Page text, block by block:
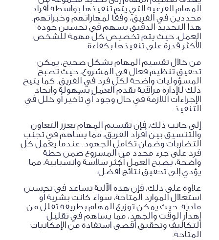
المهام الفرعية التي يتم تنفيذها بواسطة أفراد
محددين في الفريق، وفقًا لمهاراتهم وخبراتهم.
هذا التحديد الدقيق يسهم في تحسين جودة
العمل، حيث يتم تخصيص كل مهمة للشخص
الأكثر قدرة على تنفيذها بكفاءة.
من خلال تقسيم المهام بشكل صحيح، يمكن
تحقيق تنظيم فعال في المشروع، حيث تصبح
المسؤوليات واضحة لكل فرد في الفريق. كما يتيح
ذلك للإدارة مراقبة تقدم العمل بسهولة واتخاذ
الإجراءات اللازمة في حال وجود أي تأخير أو خلل في
التنفيذ.
إلى جانب ذلك، فإن تقسيم المهام يعزز التعاون
والتنسيق بين أفراد الفريق، مما يساهم في تجنب
التضاربات وضمان تكامل الجهود. عندما يعمل كل
فرد على جزء محدد من المشروع ضمن خطة
واضحة، يصبح العمل أكثر سلاسة وانسيابية، مما
يؤدي إلى تحقيق نتائج أفضل.
علاوة على ذلك، فإن هذه الآلية تساعد في تحسين
استغلال الموارد المتاحة، سواء كانت بشرية أو
مادية. حيث يمكن توزيع المهام بطريقة تقلل من
إهدار الوقت والجهد، مما يساهم في تقليل
التكاليف وتحقيق أقصى استفادة من الإمكانيات
المتاحة.